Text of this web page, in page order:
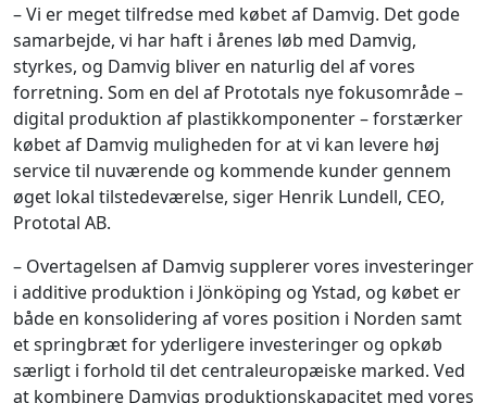
– Vi er meget tilfredse med købet af Damvig. Det gode
samarbejde, vi har haft i årenes løb med Damvig,
styrkes, og Damvig bliver en naturlig del af vores
forretning. Som en del af Prototals nye fokusområde –
digital produktion af plastikkomponenter – forstærker
købet af Damvig muligheden for at vi kan levere høj
service til nuværende og kommende kunder gennem
øget lokal tilstedeværelse, siger Henrik Lundell, CEO,
Prototal AB.
– Overtagelsen af Damvig supplerer vores investeringer
i additive produktion i Jönköping og Ystad, og købet er
både en konsolidering af vores position i Norden samt
et springbræt for yderligere investeringer og opkøb
særligt i forhold til det centraleuropæiske marked. Ved
at kombinere Damvigs produktionskapacitet med vores